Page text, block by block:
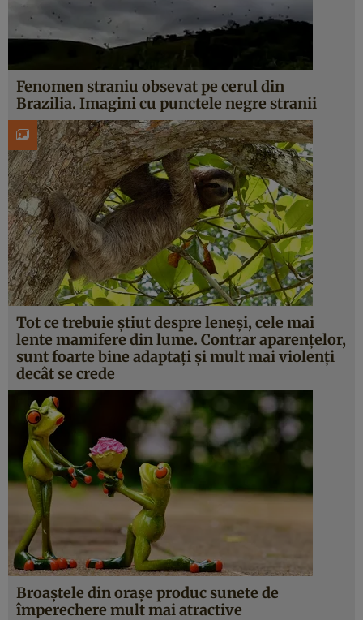
Fenomen straniu obsevat pe cerul din
Brazilia. Imagini cu punctele negre stranii
Tot ce trebuie ştiut despre leneşi, cele mai
lente mamifere din lume. Contrar aparenţelor,
sunt foarte bine adaptaţi şi mult mai violenţi
decât se crede
Broaştele din oraşe produc sunete de
împerechere mult mai atractive